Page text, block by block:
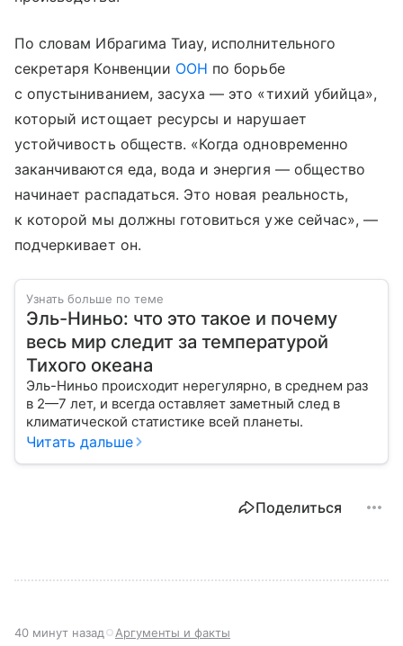
По словам Ибрагима Тиау, исполнительного
секретаря Конвенции ООН по борьбе
с опустыниванием, засуха — это «тихий убийца»,
который истощает ресурсы и нарушает
устойчивость обществ. «Когда одновременно
заканчиваются еда, вода и энергия — общество
начинает распадаться. Это новая реальность,
к которой мы должны готовиться уже сейчас», —
подчеркивает он.
Узнать больше по теме
Эль-Ниньо: что это такое и почему
весь мир следит за температурой
Тихого океана
Эль-Ниньо происходит нерегулярно, в среднем раз
в 2—7 лет, и всегда оставляет заметный след в
климатической статистике всей планеты.
Читать дальше
Поделиться
40 минут назад Аргументы и факты